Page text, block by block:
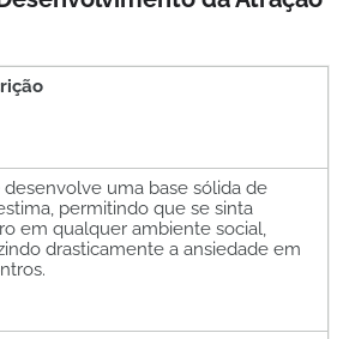
desenvolve uma base sólida de
permitindo que se sinta
em qualquer ambiente social,
drasticamente a ansiedade em